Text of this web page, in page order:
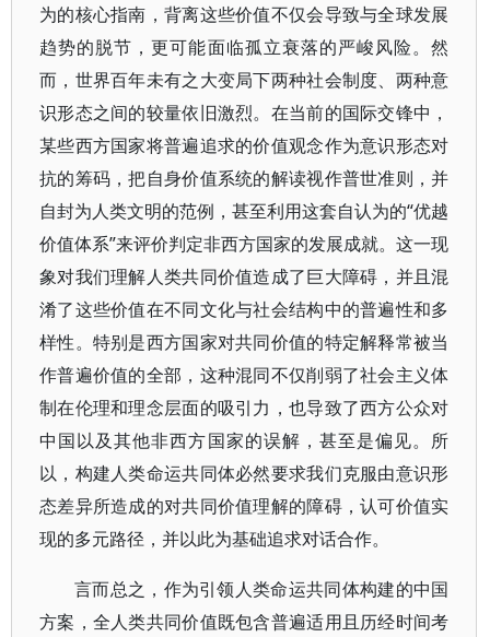
为的核心指南，背离这些价值不仅会导致与全球发展
趋势的脱节，更可能面临孤立衰落的严峻风险。然
而，世界百年未有之大变局下两种社会制度、两种意
识形态之间的较量依旧激烈。在当前的国际交锋中，
某些西方国家将普遍追求的价值观念作为意识形态对
抗的筹码，把自身价值系统的解读视作普世准则，并
自封为人类文明的范例，甚至利用这套自认为的“优越
价值体系”来评价判定非西方国家的发展成就。这一现
象对我们理解人类共同价值造成了巨大障碍，并且混
淆了这些价值在不同文化与社会结构中的普遍性和多
样性。特别是西方国家对共同价值的特定解释常被当
作普遍价值的全部，这种混同不仅削弱了社会主义体
制在伦理和理念层面的吸引力，也导致了西方公众对
中国以及其他非西方国家的误解，甚至是偏见。所
以，构建人类命运共同体必然要求我们克服由意识形
态差异所造成的对共同价值理解的障碍，认可价值实
现的多元路径，并以此为基础追求对话合作。
言而总之，作为引领人类命运共同体构建的中国
方案，全人类共同价值既包含普遍适用且历经时间考